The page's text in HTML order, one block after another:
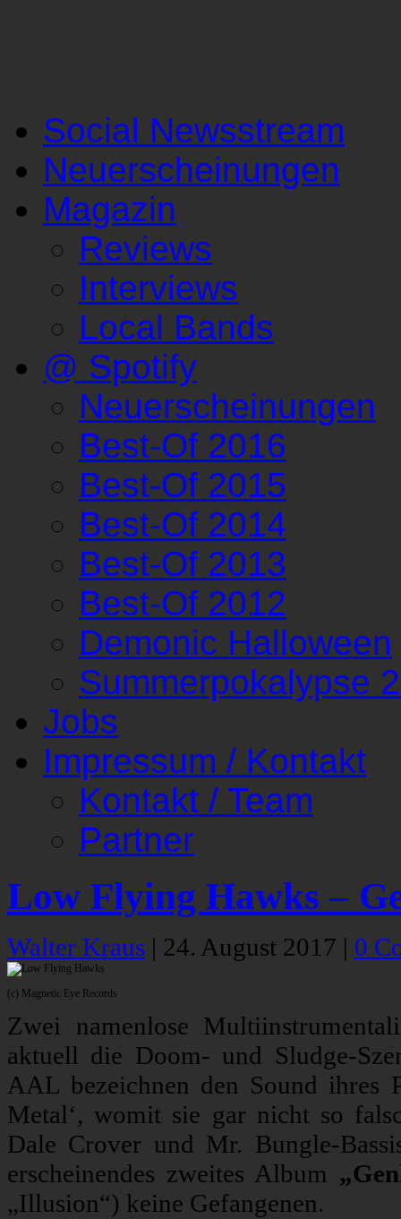
Social Newsstream
Neuerscheinungen
Magazin
Reviews
Interviews
Local Bands
@ Spotify
Neuerscheinungen
Best-Of 2016
Best-Of 2015
Best-Of 2014
Best-Of 2013
Best-Of 2012
Demonic Halloween
Summerpokalypse
Jobs
Impressum / Kontakt
Kontakt / Team
Partner
Low Flying Hawks –
Walter Kraus | 24. August 2017 | 0
(c) Magnetic Eye Records
Zwei namenlose
aktuell die Doom- und Sludge-
AAL bezeichnen den Sound ihres
Metal‘, womit sie gar nicht so
Dale Crover und Mr. Bungle-
erscheinendes zweites Album
„Illusion“) keine Gefangenen.